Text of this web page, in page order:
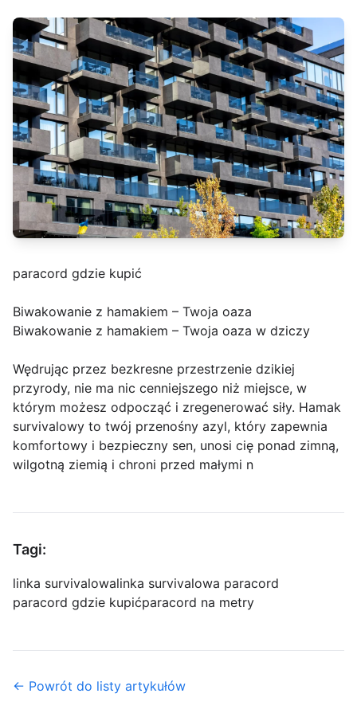
paracord gdzie kupić
Biwakowanie z hamakiem – Twoja oaza
Biwakowanie z hamakiem – Twoja oaza w dziczy
Wędrując przez bezkresne przestrzenie dzikiej
przyrody, nie ma nic cenniejszego niż miejsce, w
którym możesz odpocząć i zregenerować siły. Hamak
survivalowy to twój przenośny azyl, który zapewnia
komfortowy i bezpieczny sen, unosi cię ponad zimną,
wilgotną ziemią i chroni przed małymi n
Tagi:
linka survivalowalinka survivalowa paracord
paracord gdzie kupićparacord na metry
← Powrót do listy artykułów